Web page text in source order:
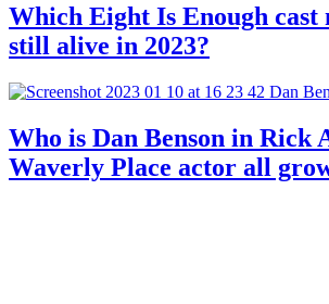
Which Eight Is Enough cast
still alive in 2023?
Who is Dan Benson in Rick
Waverly Place actor all